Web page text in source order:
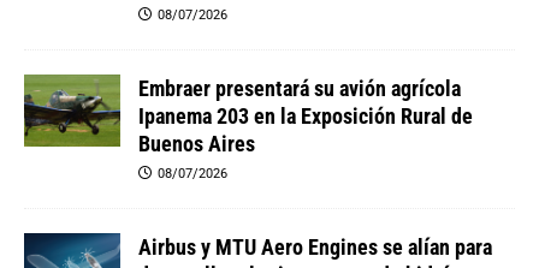
08/07/2026
Embraer presentará su avión agrícola
Ipanema 203 en la Exposición Rural de
Buenos Aires
08/07/2026
Airbus y MTU Aero Engines se alían para